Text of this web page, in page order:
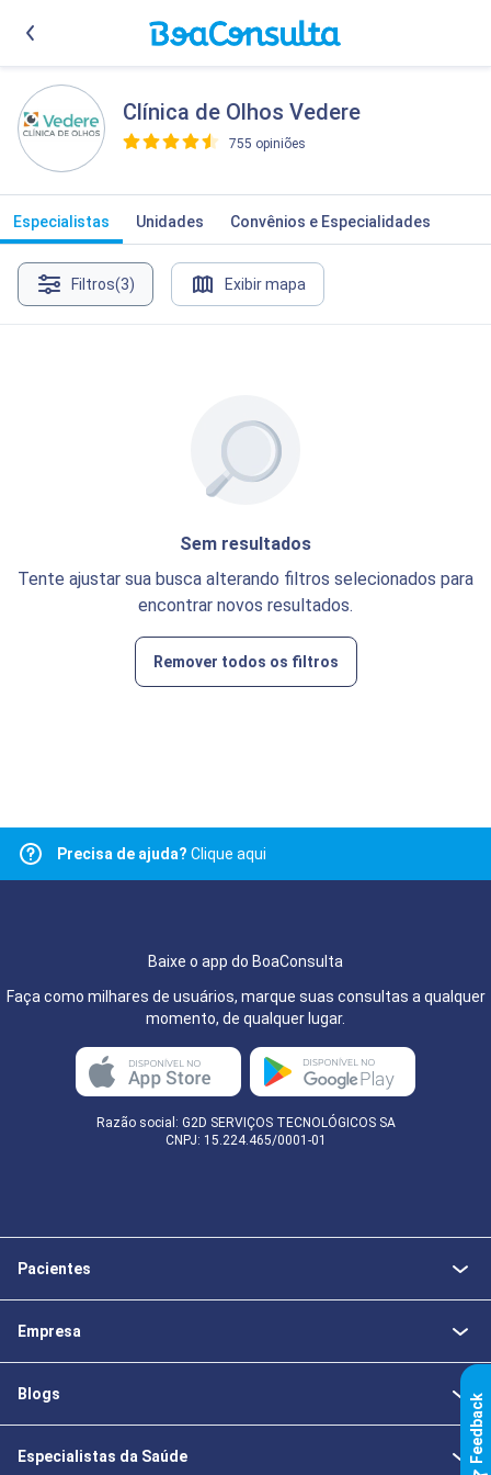
Clínica de Olhos Vedere
755 opiniões
Especialistas Unidades Convênios e Especialidades
Filtros(3) Exibir mapa
Sem resultados
Tente ajustar sua busca alterando filtros selecionados para
encontrar novos resultados.
Remover todos os filtros
Precisa de ajuda? Clique aqui
Baixe o app do BoaConsulta
Faça como milhares de usuários, marque suas consultas a qualquer
momento, de qualquer lugar.
Razão social: G2D SERVIÇOS TECNOLÓGICOS SA
CNPJ: 15.224.465/0001-01
Pacientes
Empresa
Blogs
Especialistas da Saúde k